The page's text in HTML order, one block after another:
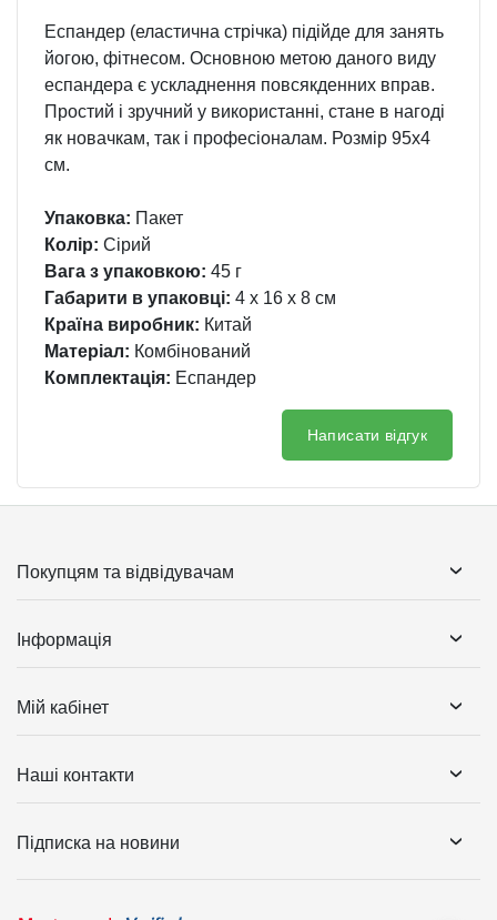
Еспандер (еластична стрічка) підійде для занять
йогою, фітнесом. Основною метою даного виду
еспандера є ускладнення повсякденних вправ.
Простий і зручний у використанні, стане в нагоді
як новачкам, так і професіоналам. Розмір 95х4
см.
Упаковка: Пакет
Колір: Сірий
Вага з упаковкою: 45 г
Габарити в упаковці: 4 x 16 x 8 см
Країна виробник: Китай
Матеріал: Комбінований
Комплектація: Еспандер
Написати відгук
Покупцям та відвідувачам
Інформація
Мій кабінет
Наші контакти
Підписка на новини